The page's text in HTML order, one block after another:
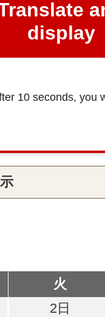
display
10 seconds, you
火
2日